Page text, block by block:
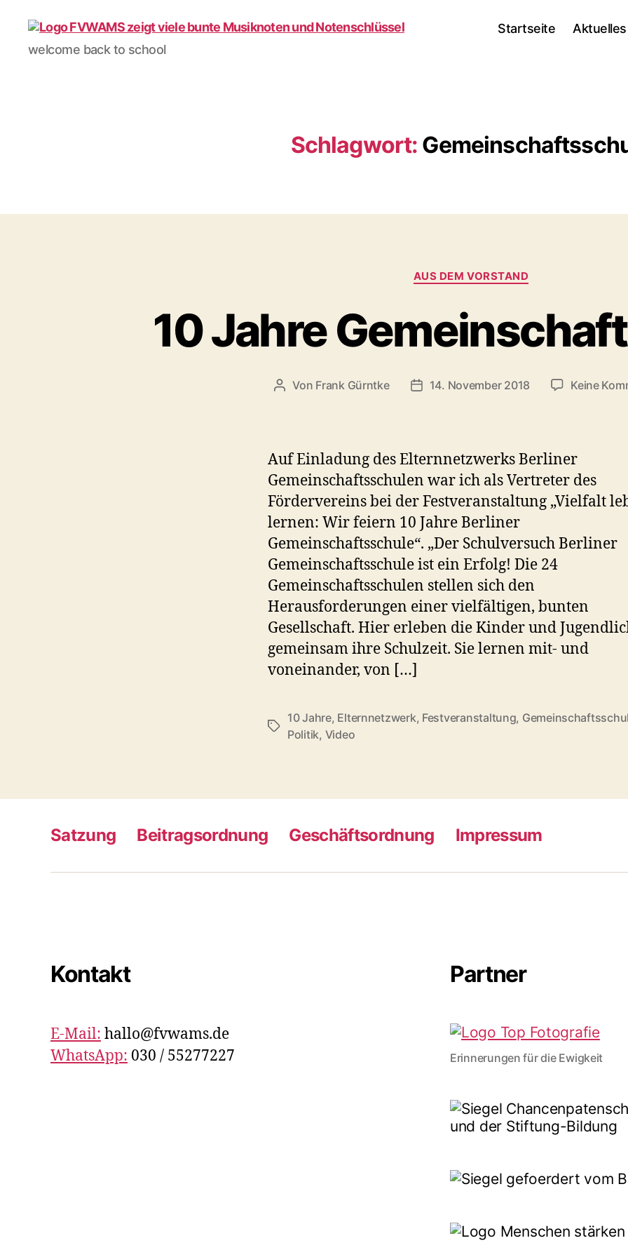
Förderverein
WAMS
welcome back to school
Startseite Aktuelles
Schlagwort:
Kategorien
AUS DEM VORSTAND
10 Jahre
Beitragsautor
Von Frank Gürntke Veröffentlichungsdatum
14. November 2018 Keine
Auf Einladung des Elternnetzwerks Berliner
Gemeinschaftsschulen war ich als Vertreter des
Fördervereins bei der Festveranstaltung „Vielfalt
lernen: Wir feiern 10 Jahre Berliner
Gemeinschaftsschule“. „Der Schulversuch Berliner
Gemeinschaftsschule ist ein Erfolg! Die 24
Gemeinschaftsschulen stellen sich den
Herausforderungen einer vielfältigen, bunten
Gesellschaft. Hier erleben die Kinder und
gemeinsam ihre Schulzeit. Sie lernen mit- und
voneinander, von […]
Schlagwörter
10 Jahre, Elternnetzwerk, Festveranstaltung,
Politik, Video
Satzung Beitragsordnung Geschäftsordnung Impressum
Kontakt
E-Mail: hallo@fvwams.de
WhatsApp: 030 / 55277227
Partner
Erinnerungen für die Ewigkeit